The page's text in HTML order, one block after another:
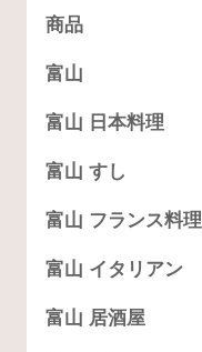
商品
富山
富山 日本料理
富山 すし
富山 フランス料理
富山 イタリアン
富山 居酒屋